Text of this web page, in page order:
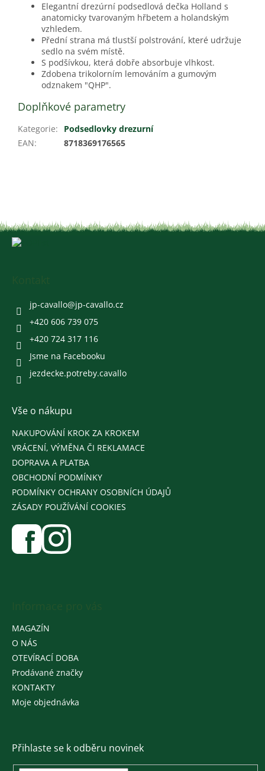
Elegantní drezúrní podsedlová dečka Holland s
anatomicky tvarovaným hřbetem a holandským
vzhledem.
Přední strana má tlustší polstrování, které udržuje
sedlo na svém místě.
S podšívkou, která dobře absorbuje vlhkost.
Zdobena trikolorním lemováním a gumovým
odznakem "QHP".
Doplňkové parametry
Kategorie:
Podsedlovky drezurní
EAN: 8718369176565
jp-cavallo@jp-cavallo.cz
+420 606 739 075
+420 724 317 116
Jsme na Facebooku
jezdecke.potreby.cavallo
Vše o nákupu
NAKUPOVÁNÍ KROK ZA KROKEM
VRÁCENÍ, VÝMĚNA ČI REKLAMACE
DOPRAVA A PLATBA
OBCHODNÍ PODMÍNKY
PODMÍNKY OCHRANY OSOBNÍCH ÚDAJŮ
ZÁSADY POUŽÍVÁNÍ COOKIES
MAGAZÍN
O NÁS
OTEVÍRACÍ DOBA
Prodávané značky
KONTAKTY
Moje objednávka
Přihlaste se k odběru novinek